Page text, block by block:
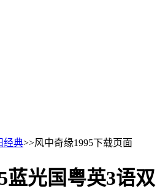
经典>>风中奇缘1995下载页面
蓝光国粤英3语双